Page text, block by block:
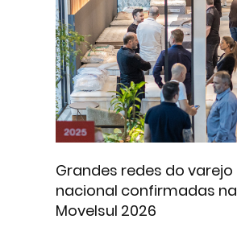
Grandes redes do varejo
nacional confirmadas na
Movelsul 2026